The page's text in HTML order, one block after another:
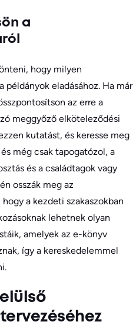
a
hogy milyen
példányok eladásához. Ha már
az erre a
meggyőző elköteleződési
kutatást, és keresse meg
még csak tapogatózol, a
és a családtagok vagy
osszák meg az
a kezdeti szakaszokban
lehetnek olyan
amelyek az e-könyv
így a kereskedelemmel